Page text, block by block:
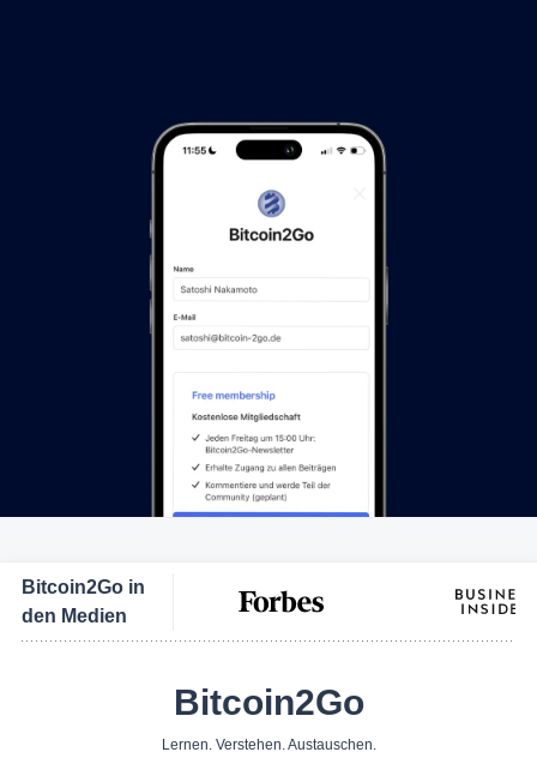
Bitcoin2Go in
den Medien
Bitcoin2Go
Lernen. Verstehen. Austauschen.